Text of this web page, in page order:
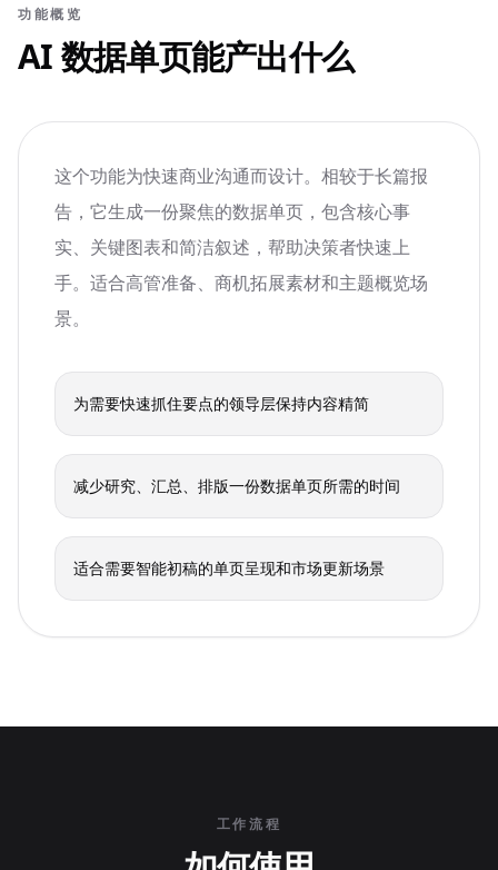
功能概览
AI 数据单页能产出什么
这个功能为快速商业沟通而设计。相较于长篇报
告，它生成一份聚焦的数据单页，包含核心事
实、关键图表和简洁叙述，帮助决策者快速上
手。适合高管准备、商机拓展素材和主题概览场
景。
为需要快速抓住要点的领导层保持内容精简
减少研究、汇总、排版一份数据单页所需的时间
适合需要智能初稿的单页呈现和市场更新场景
工作流程